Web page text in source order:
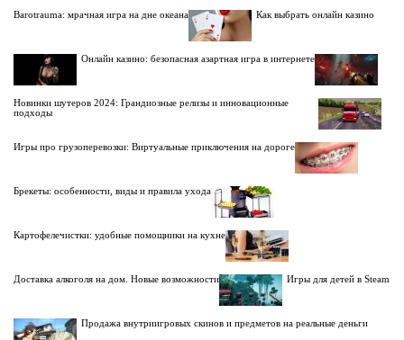
Barotrauma: мрачная игра на дне океана Как выбрать онлайн казино
Онлайн казино: безопасная азартная игра в интернете
Новинки шутеров 2024: Грандиозные релизы и инновационные
подходы
Игры про грузоперевозки: Виртуальные приключения на дороге
Брекеты: особенности, виды и правила ухода
Картофелечистки: удобные помощники на кухне
Доставка алкоголя на дом. Новые возможности Игры для детей в Steam
Продажа внутриигровых скинов и предметов на реальные деньги